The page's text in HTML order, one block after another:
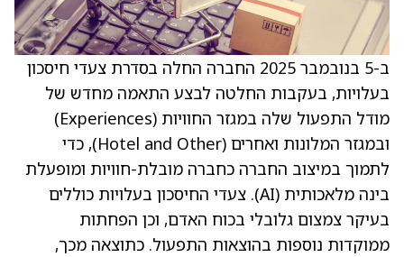
ב-5 בנובמבר 2025 החברה החלה בסדרת צעדי חיסכון
בעלויות, בעקבות החלטה לבצע התאמה מחדש של
מודל התפעול שלה במגזר החוויות (Experiences)
ובמגזר המלונות ואחרים (Hotel and Other), כדי
לתמוך במיצוב החברה כחברה מובלת-חוויות ומופעלת
בינה מלאכותית (AI). צעדי החיסכון בעלויות כוללים
בעיקר צמצום גלובלי בכוח האדם, וכן הפחתות
ממוקדות נוספות בהוצאות התפעול. כתוצאה מכך,